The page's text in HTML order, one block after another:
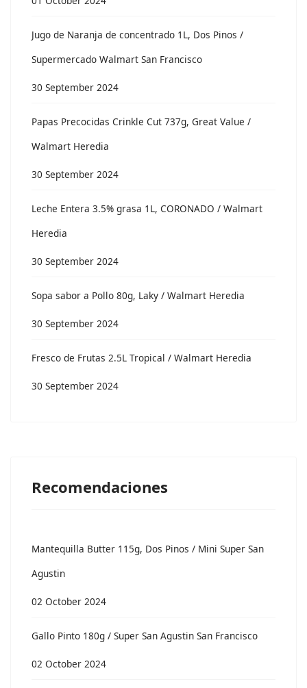
Jugo de Naranja de concentrado 1L, Dos Pinos /
Supermercado Walmart San Francisco
30 September 2024
Papas Precocidas Crinkle Cut 737g, Great Value /
Walmart Heredia
30 September 2024
Leche Entera 3.5% grasa 1L, CORONADO / Walmart
Heredia
30 September 2024
Sopa sabor a Pollo 80g, Laky / Walmart Heredia
30 September 2024
Fresco de Frutas 2.5L Tropical / Walmart Heredia
30 September 2024
Recomendaciones
Mantequilla Butter 115g, Dos Pinos / Mini Super San
Agustin
02 October 2024
Gallo Pinto 180g / Super San Agustin San Francisco
02 October 2024